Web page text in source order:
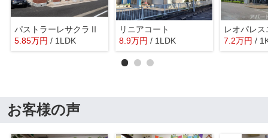
パストラーレサクラⅡ
5.85万円 / 1LDK
リニアコート
8.9万円 / 1LDK
レオパレ
7.2万円 /
お客様の声